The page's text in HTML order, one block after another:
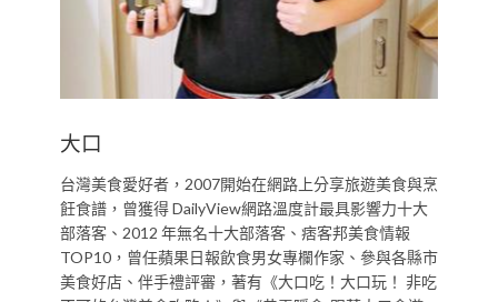
大口
台灣美食愛好者，2007開始在網路上分享旅遊美食與烹
飪食譜，曾獲得 DailyView網路溫度計最具影響力十大
部落客、2012 年無名十大部落客、痞客邦美食情報
TOP10，曾任蘋果日報飲食男女專欄作家、參與各縣市
美食好店、伴手禮評審，著有《大口吃！大口玩！ 非吃